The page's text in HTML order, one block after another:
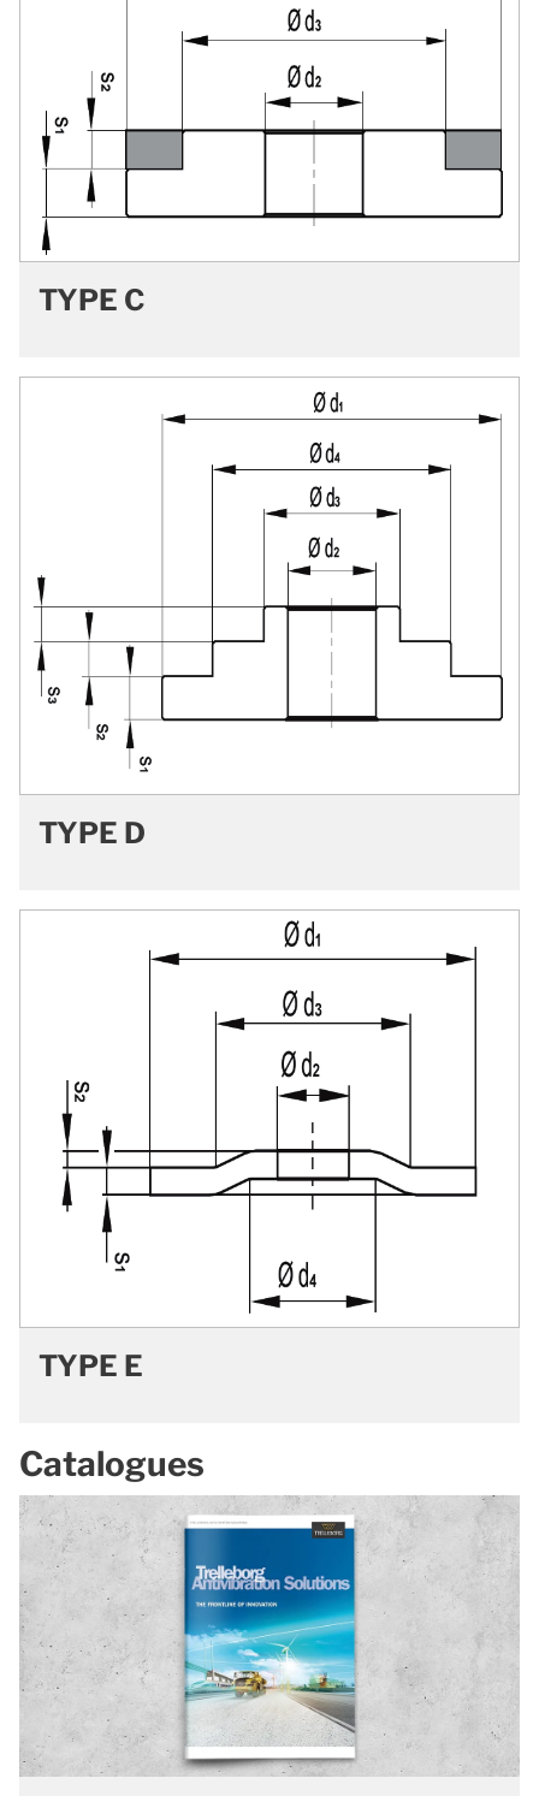
TYPE C
TYPE D
TYPE E
Catalogues